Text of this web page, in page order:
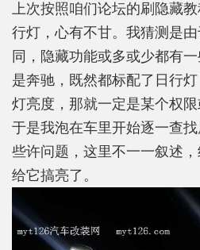
上次按照咱们论坛的刷隐藏
行灯，心有不甘。我猜测是
同，隐藏功能或多或少都有
是奔驰，既然都标配了日行
灯亮度，那就一定是某个权限
于是我泡在车里开始逐一查
些许问题，这里不一一叙述，
给它搞亮了。